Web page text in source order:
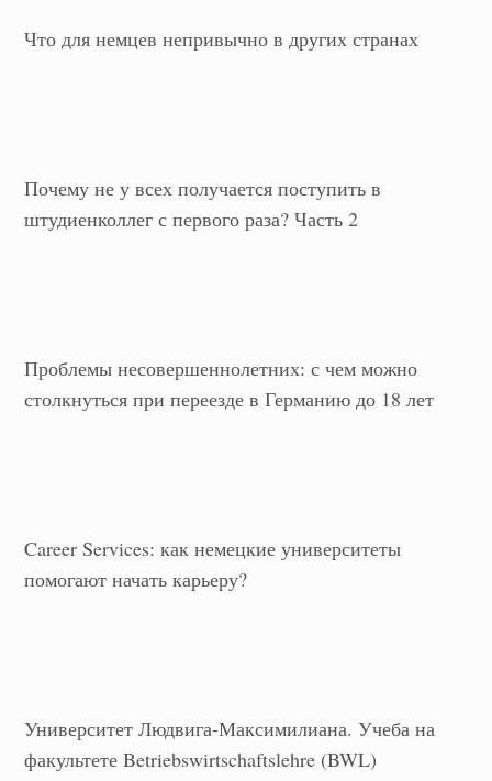
Что для немцев непривычно в других странах
Почему не у всех получается поступить в
штудиенколлег с первого раза? Часть 2
Проблемы несовершеннолетних: с чем можно
столкнуться при переезде в Германию до 18 лет
Career Services: как немецкие университеты
помогают начать карьеру?
Университет Людвига-Максимилиана. Учеба на
факультете Betriebswirtschaftslehre (BWL)